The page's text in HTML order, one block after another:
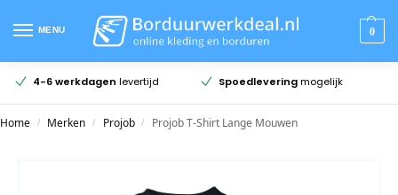
MENU 0
4-6 werkdagen levertijd Spoedleveringmogelijk
Home / Merken / Projob / Projob T-Shirt Lange Mouwen